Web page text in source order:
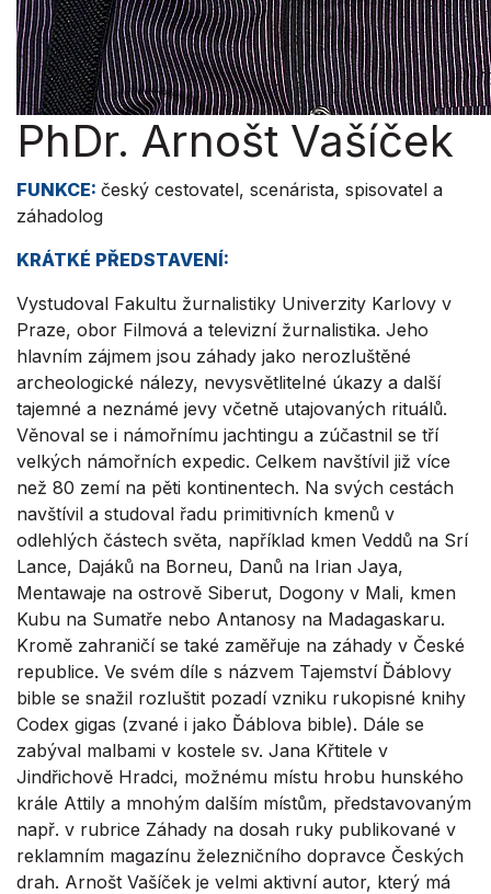
PhDr. Arnošt Vašíček
FUNKCE: český cestovatel, scenárista, spisovatel a
záhadolog
KRÁTKÉ PŘEDSTAVENÍ:
Vystudoval Fakultu žurnalistiky Univerzity Karlovy v
Praze, obor Filmová a televizní žurnalistika. Jeho
hlavním zájmem jsou záhady jako nerozluštěné
archeologické nálezy, nevysvětlitelné úkazy a další
tajemné a neznámé jevy včetně utajovaných rituálů.
Věnoval se i námořnímu jachtingu a zúčastnil se tří
velkých námořních expedic. Celkem navštívil již více
než 80 zemí na pěti kontinentech. Na svých cestách
navštívil a studoval řadu primitivních kmenů v
odlehlých částech světa, například kmen Veddů na Srí
Lance, Dajáků na Borneu, Danů na Irian Jaya,
Mentawaje na ostrově Siberut, Dogony v Mali, kmen
Kubu na Sumatře nebo Antanosy na Madagaskaru.
Kromě zahraničí se také zaměřuje na záhady v České
republice. Ve svém díle s názvem Tajemství Ďáblovy
bible se snažil rozluštit pozadí vzniku rukopisné knihy
Codex gigas (zvané i jako Ďáblova bible). Dále se
zabýval malbami v kostele sv. Jana Křtitele v
Jindřichově Hradci, možnému místu hrobu hunského
krále Attily a mnohým dalším místům, představovaným
např. v rubrice Záhady na dosah ruky publikované v
reklamním magazínu železničního dopravce Českých
drah. Arnošt Vašíček je velmi aktivní autor, který má